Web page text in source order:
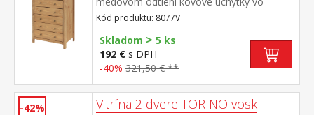
farebnom prevedení černená mosadz päť
zásuviek s kovovými pojazdmi
Kód produktu: 8077V
Skladom > 5 ks
192 € s DPH
-40% 321,50 € **
-42% Vitrína 2 dvere TORINO vosk